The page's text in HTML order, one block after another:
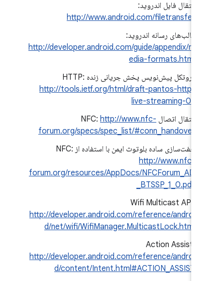
انتقال فایل اندروید:
http://www.android.com/filetransfer
قالب‌های رسانه اندروید:
http://developer.android.com/guide/appendix/m
edia-formats.html
پروتکل پیش‌نویس پخش جریانی زنده HTTP:
http://tools.ietf.org/html/draft-pantos-http-
live-streaming-03
انتقال اتصال NFC:http://www.nfc-
forum.org/specs/spec_list/#conn_handover
جفت‌سازی ساده بلوتوث ایمن با استفاده از NFC:
http://www.nfc-
forum.org/resources/AppDocs/NFCForum_AD
_BTSSP_1_0.pdf
Wifi Multicast API:
http://developer.android.com/reference/androi
d/net/wifi/WifiManager.MulticastLock.html
Action Assist:
http://developer.android.com/reference/androi
d/content/Intent.html#ACTION_ASSIST